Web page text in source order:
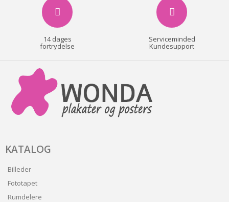
14 dages
fortrydelse
Serviceminded
Kundesupport
KATALOG
Billeder
Fototapet
Rumdelere